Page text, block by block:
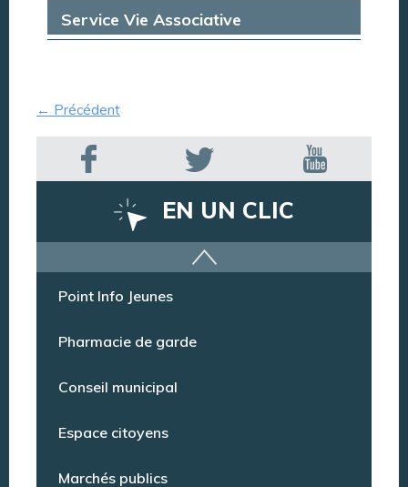
Service Vie Associative
← Précédent
EN UN CLIC
Offres d’emploi
Point Info Jeunes
Pharmacie de garde
Conseil municipal
Espace citoyens